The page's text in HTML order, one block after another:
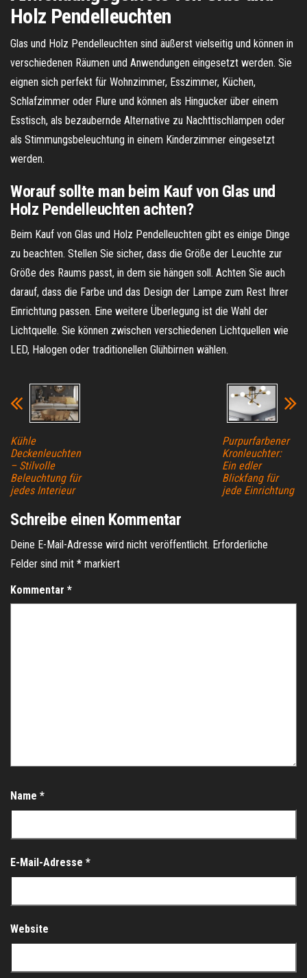
Holz Pendelleuchten
Glas und Holz Pendelleuchten sind äußerst vielseitig und können in
verschiedenen Räumen und Anwendungen eingesetzt werden. Sie
eignen sich perfekt für Wohnzimmer, Esszimmer, Küchen,
Schlafzimmer oder Flure und können als Hingucker über einem
Esstisch, als bezaubernde Alternative zu Nachttischlampen oder
als Stimmungsbeleuchtung in einem Kinderzimmer eingesetzt
werden.
Worauf sollte man beim Kauf von Glas und
Holz Pendelleuchten achten?
Beim Kauf von Glas und Holz Pendelleuchten gibt es einige Dinge
zu beachten. Stellen Sie sicher, dass die Größe der Leuchte zur
Größe des Raums passt, in dem sie hängen soll. Achten Sie auch
darauf, dass die Farbe und das Design der Lampe zum Rest Ihrer
Einrichtung passen. Eine weitere Überlegung ist die Wahl der
Lichtquelle. Sie können zwischen verschiedenen Lichtquellen wie
LED, Halogen oder traditionellen Glühbirnen wählen.
Kühle
Deckenleuchten
– Stilvolle
Beleuchtung für
jedes Interieur
Purpurfarbener
Kronleuchter:
Ein edler
Blickfang für
jede Einrichtung
Schreibe einen Kommentar
Deine E-Mail-Adresse wird nicht veröffentlicht. Erforderliche
Felder sind mit * markiert
Kommentar *
Name *
E-Mail-Adresse *
Website